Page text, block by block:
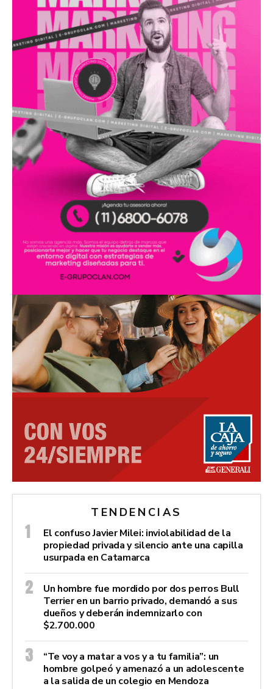
TENDENCIAS
El confuso Javier Milei: inviolabilidad de la
propiedad privada y silencio ante una capilla
usurpada en Catamarca
Un hombre fue mordido por dos perros Bull
Terrier en un barrio privado, demandó a sus
dueños y deberán indemnizarlo con
$2.700.000
“Te voy a matar a vos y a tu familia”: un
hombre golpeó y amenazó a un adolescente
a la salida de un colegio en Mendoza